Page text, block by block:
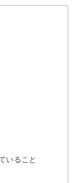
いること